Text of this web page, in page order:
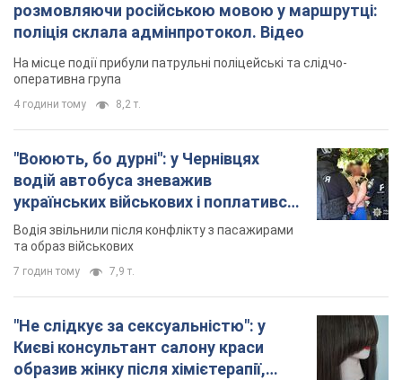
розмовляючи російською мовою у маршрутці:
поліція склала адмінпротокол. Відео
На місце події прибули патрульні поліцейські та слідчо-
оперативна група
4 години тому 8,2 т.
"Воюють, бо дурні": у Чернівцях
водій автобуса зневажив
українських військових і поплатився.
Відео
Водія звільнили після конфлікту з пасажирами
та образ військових
7 годин тому 7,9 т.
"Не слідкує за сексуальністю": у
Києві консультант салону краси
образив жінку після хімієтерапії,